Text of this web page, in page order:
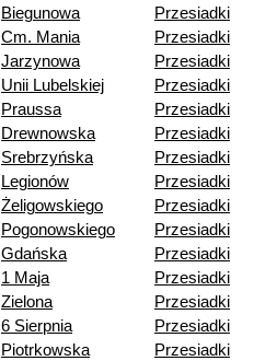
Biegunowa
Przesiadki
Cm. Mania
Przesiadki
Jarzynowa
Przesiadki
Unii Lubelskiej
Przesiadki
Praussa
Przesiadki
Drewnowska
Przesiadki
Srebrzyńska
Przesiadki
Legionów
Przesiadki
Żeligowskiego
Przesiadki
Pogonowskiego
Przesiadki
Gdańska
Przesiadki
1 Maja
Przesiadki
Zielona
Przesiadki
6 Sierpnia
Przesiadki
Piotrkowska
Przesiadki